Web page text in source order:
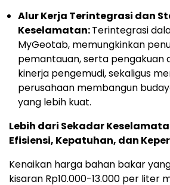
Alur Kerja Terintegrasi dan
Keselamatan:Terintegrasi
MyGeotab, memungkinkan
pemantauan, serta pengakuan
kinerja pengemudi, sekaligus
perusahaan membangun
yang lebih kuat.
Lebih dari Sekadar
Efisiensi, Kepatuhan, dan
Kenaikan harga bahan bakar
kisaran Rp10.000-13.000 per liter